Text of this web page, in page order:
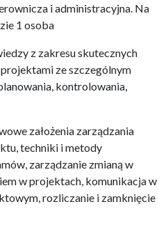
i administracyjna. Na
1 osoba
z zakresu skutecznych
ze szczególnym
kontrolowania,
założenia zarządzania
techniki i metody
zarządzanie zmianą w
w projektach, komunikacja w
rozliczanie i zamknięcie